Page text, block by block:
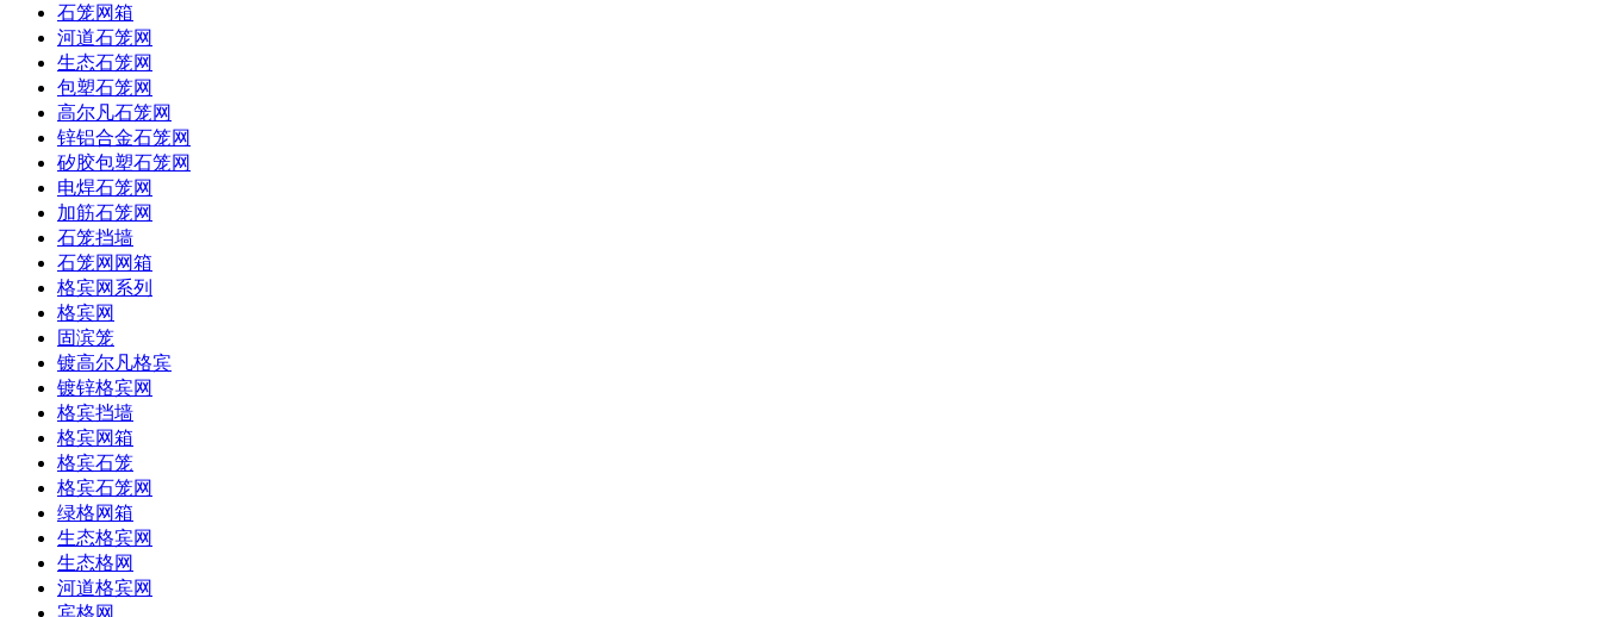
石笼网箱
河道石笼网
生态石笼网
包塑石笼网
高尔凡石笼网
锌铝合金石笼网
矽胶包塑石笼网
电焊石笼网
加筋石笼网
石笼挡墙
石笼网网箱
格宾网系列
格宾网
固滨笼
镀高尔凡格宾
镀锌格宾网
格宾挡墙
格宾网箱
格宾石笼
格宾石笼网
绿格网箱
生态格宾网
生态格网
河道格宾网
宾格网